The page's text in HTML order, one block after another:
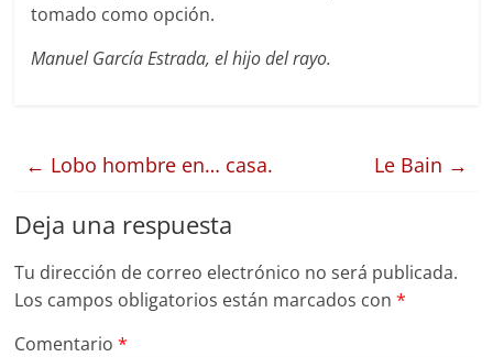
tomado como opción.
Manuel García Estrada, el hijo del rayo.
← Lobo hombre en… casa. Le Bain →
Deja una respuesta
Tu dirección de correo electrónico no será publicada.
Los campos obligatorios están marcados con*
Comentario*